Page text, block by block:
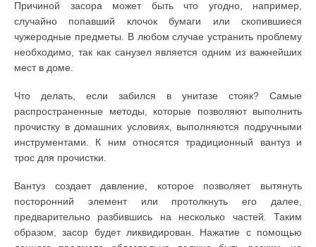
Причиной засора может быть что угодно, например,
случайно попавший клочок бумаги или скопившиеся
чужеродные предметы. В любом случае устранить проблему
необходимо, так как санузел является одним из важнейших
мест в доме.
Что делать, если забился в унитазе стояк? Самые
распространенные методы, которые позволяют выполнить
прочистку в домашних условиях, выполняются подручными
инструментами. К ним относятся традиционный вантуз и
трос для прочистки.
Вантуз создает давление, которое позволяет вытянуть
посторонний элемент или протолкнуть его далее,
предварительно разбившись на несколько частей. Таким
образом, засор будет ликвидирован. Нажатие с помощью